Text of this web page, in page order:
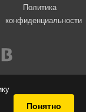
Понятно
Политика
конфиденциальности